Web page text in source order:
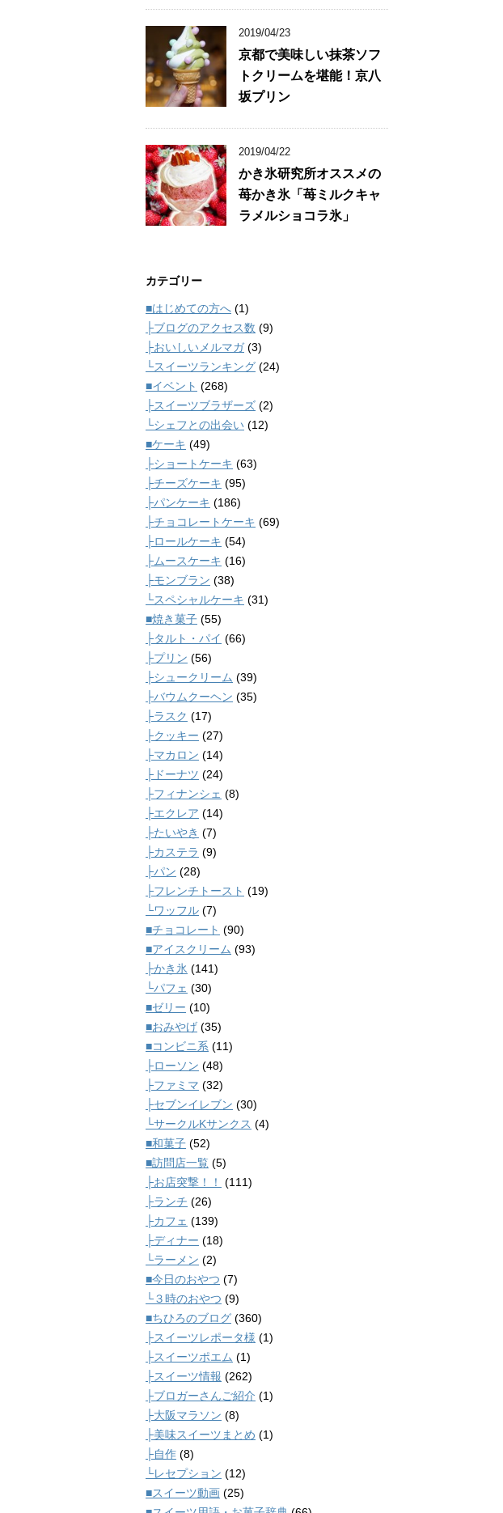
2019/04/23
京都で美味しい抹茶ソフ
トクリームを堪能！京八
坂プリン
2019/04/22
かき氷研究所オススメの
苺かき氷「苺ミルクキャ
ラメルショコラ氷」
カテゴリー
■はじめての方へ (1)
├ブログのアクセス数 (9)
├おいしいメルマガ(3)
└スイーツランキング (24)
■イベント (268)
├スイーツブラザーズ (2)
└シェフとの出会い (12)
■ケーキ (49)
├ショートケーキ (63)
├チーズケーキ (95)
├パンケーキ (186)
├チョコレートケーキ (69)
├ロールケーキ (54)
├ムースケーキ (16)
├モンブラン (38)
└スペシャルケーキ (31)
■焼き菓子 (55)
├タルト・パイ (66)
├プリン (56)
├シュークリーム (39)
├バウムクーヘン (35)
├ラスク (17)
├クッキー (27)
├マカロン (14)
├ドーナツ (24)
├フィナンシェ (8)
├エクレア (14)
├たいやき (7)
├カステラ (9)
├パン (28)
├フレンチトースト (19)
└ワッフル (7)
■チョコレート (90)
■アイスクリーム (93)
├かき氷 (141)
└パフェ (30)
■ゼリー (10)
■おみやげ (35)
■コンビニ系 (11)
├ローソン (48)
├ファミマ (32)
├セブンイレブン (30)
└サークルKサンクス (4)
■和菓子 (52)
■訪問店一覧 (5)
├お店突撃！！
(111)
├ランチ (26)
├カフェ (139)
├ディナー (18)
└ラーメン (2)
■今日のおやつ (7)
└３時のおやつ (9)
■ちひろのブログ (360)
├スイーツレポータ様 (1)
├スイーツポエム (1)
├スイーツ情報 (262)
├ブロガーさんご紹介 (1)
├大阪マラソン (8)
├美味スイーツまとめ (1)
├自作 (8)
└レセプション (12)
■スイーツ動画 (25)